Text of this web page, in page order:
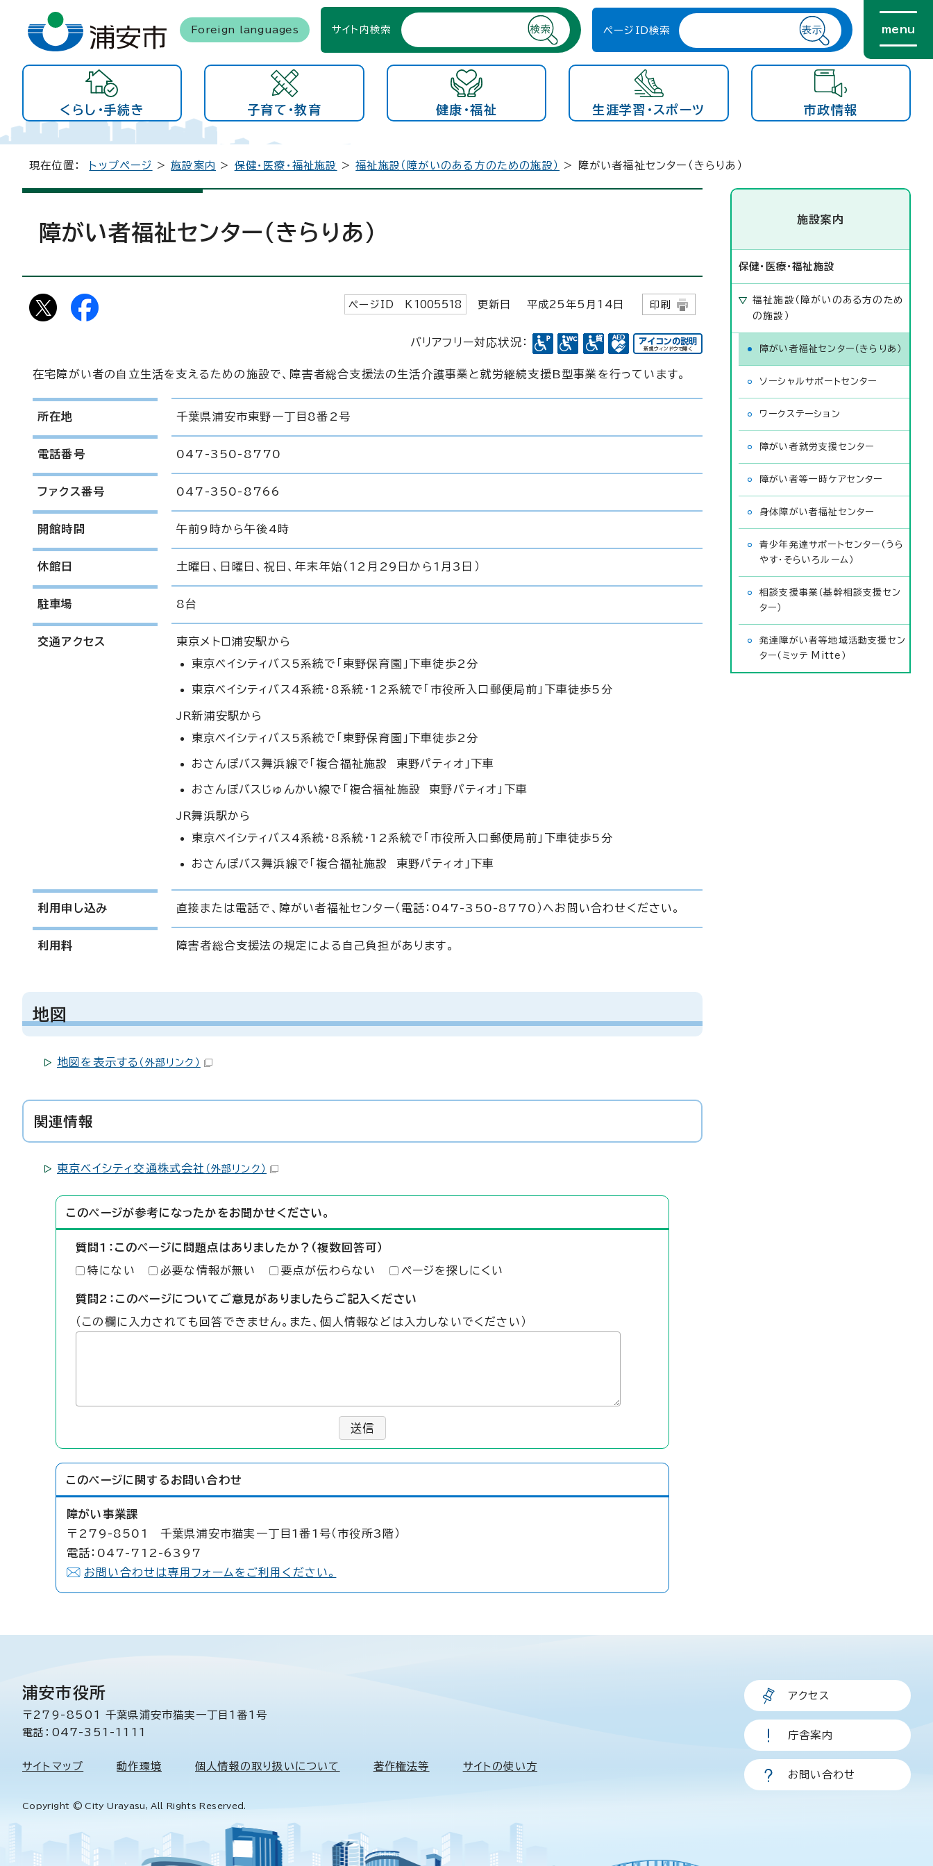
Foreign languages サイト内検索 ページID検索 menu
くらし・手続き 子育て・教育 健康・福祉 生涯学習・スポーツ 市政情報
現在位置： トップページ >施設案内 > 保健・医療・福祉施設 >福祉施設（障がいのある方のための施設） > 障がい者福祉センター（きらりあ）
障がい者福祉センター（きらりあ）
ページID K 1005518 更新日 平成25 年5月 14 日 印刷
バリアフリー対応状況：
在宅障がい者の自立生活を支えるための施設で、障害者総合支援法の生活介護事業と就労継続支援B型事業を行っています。
所在地 千葉県浦安市東野一丁目8番2号
電話番号 047-350-8770
ファクス番号 047-350-8766
開館時間 午前9時から午後4時
休館日 土曜日、日曜日、祝日、年末年始（12月29日から1月3日）
駐車場 8台
交通アクセス
東京メトロ浦安駅から
東京ベイシティバス5系統で「東野保育園」下車徒歩2分
東京ベイシティバス4系統・8系統・12系統で「市役所入口郵便局前」下車徒歩5分
JR新浦安駅から
東京ベイシティバス5系統で「東野保育園」下車徒歩2分
おさんぽバス舞浜線で「複合福祉施設 東野パティオ」下車
おさんぽバスじゅんかい線で「複合福祉施設 東野パティオ」下車
JR舞浜駅から
東京ベイシティバス4系統・8系統・12系統で「市役所入口郵便局前」下車徒歩5分
おさんぽバス舞浜線で「複合福祉施設 東野パティオ」下車
利用申し込み 直接または電話で、障がい者福祉センター（電話：047-350-8770）へお問い合わせください。
利用料 障害者総合支援法の規定による自己負担があります。
地図
地図を表示する （外部リンク）
関連情報
東京ベイシティ交通株式会社 （外部リンク）
このページが参考になったかをお聞かせください。
質問1：このページに問題点はありましたか？（複数回答可）
特にない 必要な情報が無い 要点が伝わらない ページを探しにくい
質問2：このページについてご意見がありましたらご記入ください
（この欄に入力されても回答できません。また、個人情報などは入力しないでください）
送信
このページに関する お問い合わせ
障がい事業課
〒279-8501 千葉県浦安市猫実一丁目1番1号（市役所3階）
電話：047-712-6397
お問い合わせは専用フォームをご利用ください。
施設案内
保健・医療・福祉施設
福祉施設（障がいのある方のため
の施設）
障がい者福祉センター（きらりあ）
ソーシャルサポートセンター
ワークステーション
障がい者就労支援センター
障がい者等一時ケアセンター
身体障がい者福祉センター
青少年発達サポートセンター（うら
やす・そらいろルーム）
相談支援事業（基幹相談支援セン
ター）
発達障がい者等地域活動支援セン
ター（ミッテ Mitte）
浦安市役所
〒279-8501 千葉県浦安市猫実一丁目1番1号
電話：047-351-1111
サイトマップ 動作環境 個人情報の取り扱いについて 著作権法等 サイトの使い方
アクセス
庁舎案内
お問い合わせ
Copyright © City Urayasu, All Rights Reserved.